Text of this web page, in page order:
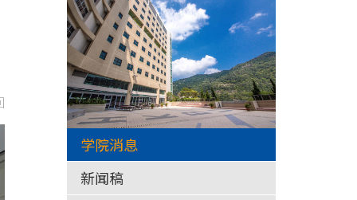
学院消息
新闻稿